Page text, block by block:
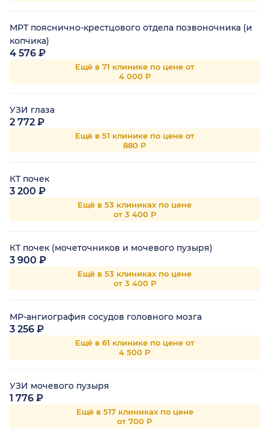
МРТ пояснично-крестцового отдела позвоночника (и
копчика)
4 576 ₽
Ещё в 71 клинике по цене от
4 000 Р
УЗИ глаза
2 772 ₽
Ещё в 51 клинике по цене от
880 Р
КТ почек
3 200 ₽
Ещё в 53 клиниках по цене
от 3 400 Р
КТ почек (мочеточников и мочевого пузыря)
3 900 ₽
Ещё в 53 клиниках по цене
от 3 400 Р
МР-ангиография сосудов головного мозга
3 256 ₽
Ещё в 61 клинике по цене от
4 500 Р
УЗИ мочевого пузыря
1 776 ₽
Ещё в 517 клиниках по цене
от 700 Р